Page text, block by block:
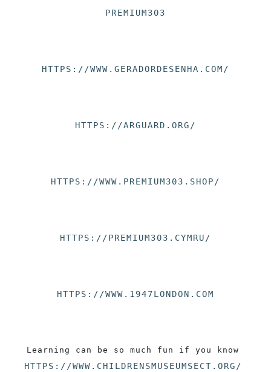
PREMIUM303
HTTPS://WWW.GERADORDESENHA.COM/
HTTPS://ARGUARD.ORG/
HTTPS://WWW.PREMIUM303.SHOP/
HTTPS://PREMIUM303.CYMRU/
HTTPS://WWW.1947LONDON.COM
HTTPS://WWW.CHILDRENSMUSEUMSECT.ORG/